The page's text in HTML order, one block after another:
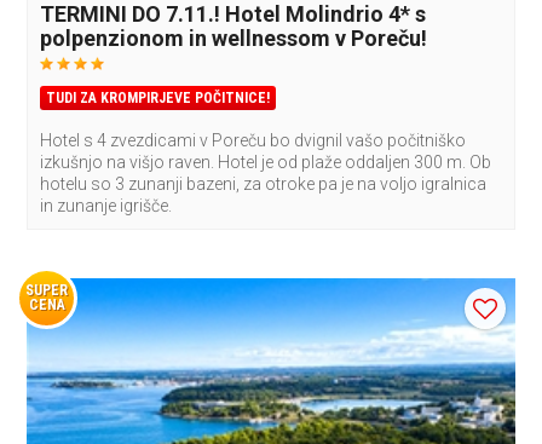
TERMINI DO 7.11.! Hotel Molindrio 4* s
polpenzionom in wellnessom v Poreču!
TUDI ZA KROMPIRJEVE POČITNICE!
Hotel s 4 zvezdicami v Poreču bo dvignil vašo počitniško
izkušnjo na višjo raven. Hotel je od plaže oddaljen 300 m. Ob
hotelu so 3 zunanji bazeni, za otroke pa je na voljo igralnica
in zunanje igrišče.
SUPER
CENA